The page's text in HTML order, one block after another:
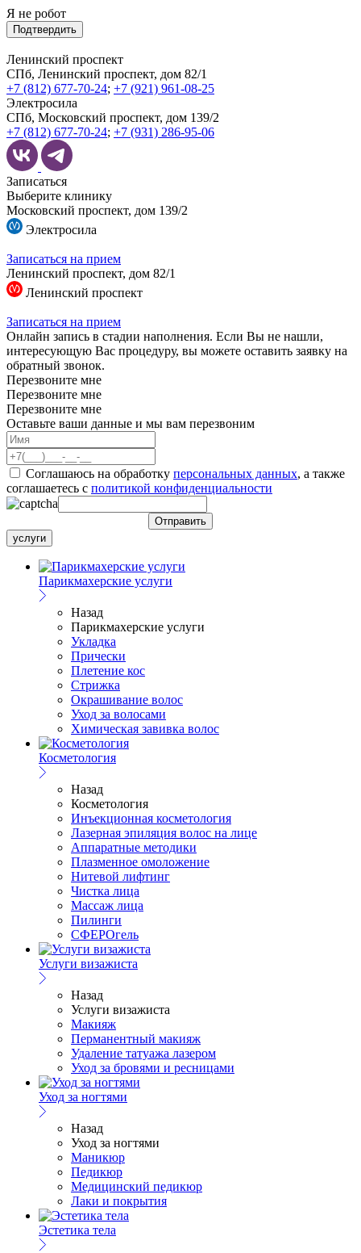
Я не робот
Подтвердить
Ленинский проспект
СПб, Ленинский проспект, дом 82/1
+7 (812) 677-70-24; +7 (921) 961-08-25
Электросила
СПб, Московский проспект, дом 139/2
+7 (812) 677-70-24; +7 (931) 286-95-06
Записаться
Выберите клинику
Московский проспект, дом 139/2
Электросила
Записаться на прием
Ленинский проспект, дом 82/1
Ленинский проспект
Записаться на прием
Онлайн запись в стадии наполнения. Если Вы не нашли,
интересующую Вас процедуру, вы можете оставить заявку на
обратный звонок.
Перезвоните мне
Перезвоните мне
Перезвоните мне
Оставьте ваши данные и мы вам перезвоним
Соглашаюсь на обработку персональных данных, а также
соглашаетесь c политикой конфиденциальности
услуги
Парикмахерские услуги
Назад
Парикмахерские услуги
Укладка
Прически
Плетение кос
Стрижка
Окрашивание волос
Уход за волосами
Химическая завивка волос
Косметология
Назад
Косметология
Инъекционная косметология
Лазерная эпиляция волос на лице
Аппаратные методики
Плазменное омоложение
Нитевой лифтинг
Чистка лица
Массаж лица
Пилинги
СФЕРОгель
Услуги визажиста
Назад
Услуги визажиста
Макияж
Перманентный макияж
Удаление татуажа лазером
Уход за бровями и ресницами
Уход за ногтями
Назад
Уход за ногтями
Маникюр
Педикюр
Медицинский педикюр
Лаки и покрытия
Эстетика тела